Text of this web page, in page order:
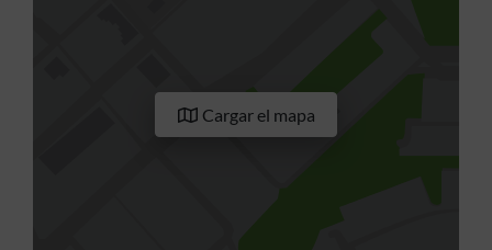
Cargar el mapa